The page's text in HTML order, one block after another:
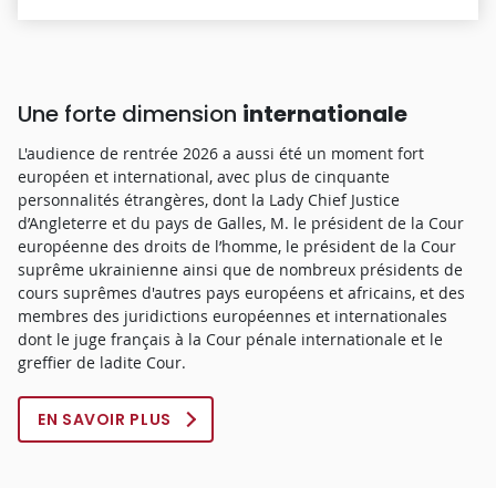
Une forte dimension internationale
L'audience de rentrée 2026 a aussi été un moment fort
européen et international, avec plus de cinquante
personnalités étrangères, dont la Lady Chief Justice
d’Angleterre et du pays de Galles, M. le président de la Cour
européenne des droits de l’homme, le président de la Cour
suprême ukrainienne ainsi que de nombreux présidents de
cours suprêmes d'autres pays européens et africains, et des
membres des juridictions européennes et internationales
dont le juge français à la Cour pénale internationale et le
greffier de ladite Cour.
EN SAVOIR PLUS